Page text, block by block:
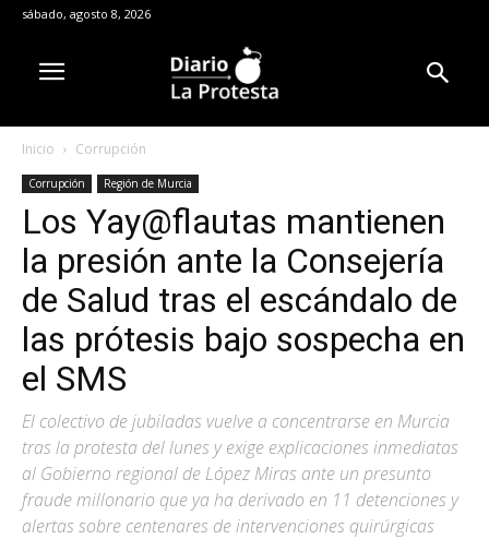
sábado, agosto 8, 2026
Inicio Corrupción
Corrupción Región de Murcia
Los Yay@flautas mantienen
la presión ante la Consejería
de Salud tras el escándalo de
las prótesis bajo sospecha en
el SMS
El colectivo de jubiladas vuelve a concentrarse en Murcia
tras la protesta del lunes y exige explicaciones inmediatas
al Gobierno regional de López Miras ante un presunto
fraude millonario que ya ha derivado en 11 detenciones y
alertas sobre centenares de intervenciones quirúrgicas